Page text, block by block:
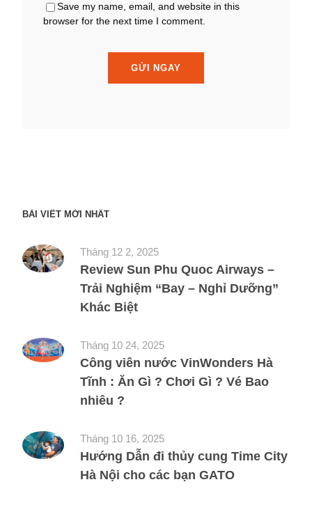
Save my name, email, and website in this
browser for the next time I comment.
BÀI VIẾT MỚI NHẤT
Tháng 12 2, 2025
Review Sun Phu Quoc Airways –
Trải Nghiệm “Bay – Nghỉ Dưỡng”
Khác Biệt
Tháng 10 24, 2025
Công viên nước VinWonders Hà
Tĩnh : Ăn Gì ? Chơi Gì ? Vé Bao
nhiêu ?
Tháng 10 16, 2025
Hướng Dẫn đi thủy cung Time City
Hà Nội cho các bạn GATO